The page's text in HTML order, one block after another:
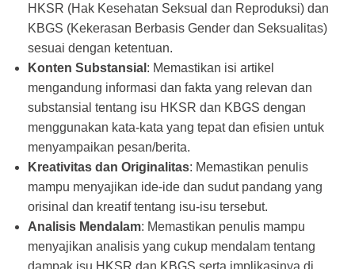
HKSR (Hak Kesehatan Seksual dan Reproduksi) dan
KBGS (Kekerasan Berbasis Gender dan Seksualitas)
sesuai dengan ketentuan.
Konten Substansial : Memastikan isi artikel
mengandung informasi dan fakta yang relevan dan
substansial tentang isu HKSR dan KBGS dengan
menggunakan kata-kata yang tepat dan efisien untuk
menyampaikan pesan/berita.
Kreativitas dan Originalitas: Memastikan penulis
mampu menyajikan ide-ide dan sudut pandang yang
orisinal dan kreatif tentang isu-isu tersebut.
Analisis Mendalam: Memastikan penulis mampu
menyajikan analisis yang cukup mendalam tentang
dampak isu HKSR dan KBGS serta implikasinya di